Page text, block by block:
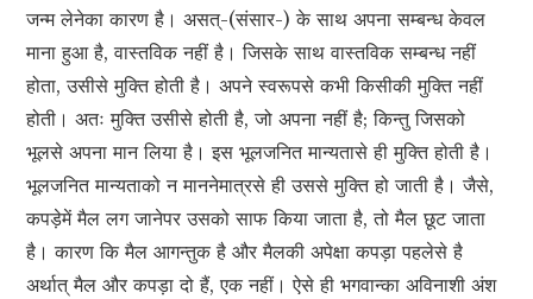
जन्म लेनेका कारण है। असत्-(संसार-) के साथ अपना सम्बन्ध केवल
माना हुआ है, वास्तविक नहीं है। जिसके साथ वास्तविक सम्बन्ध नहीं
होता, उसीसे मुक्ति होती है। अपने स्वरूपसे कभी किसीकी मुक्ति नहीं
होती। अतः मुक्ति उसीसे होती है, जो अपना नहीं है; किन्तु जिसको
भूलसे अपना मान लिया है। इस भूलजनित मान्यतासे ही मुक्ति होती है।
भूलजनित मान्यताको न माननेमात्रसे ही उससे मुक्ति हो जाती है। जैसे,
कपड़ेमें मैल लग जानेपर उसको साफ किया जाता है, तो मैल छूट जाता
है। कारण कि मैल आगन्तुक है और मैलकी अपेक्षा कपड़ा पहलेसे है
अर्थात् मैल और कपड़ा दो हैं, एक नहीं। ऐसे ही भगवान्का अविनाशी अंश